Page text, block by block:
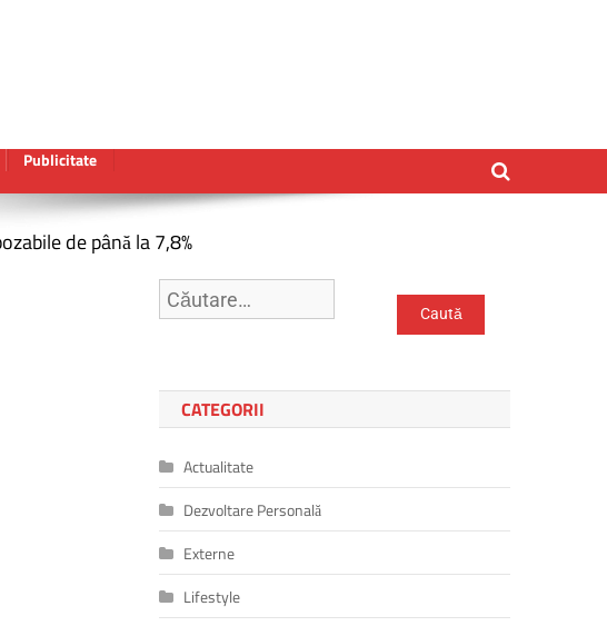
Publicitate
de până la 7,8%
Caută
după:
CATEGORII
Actualitate
Dezvoltare Personală
Externe
Lifestyle